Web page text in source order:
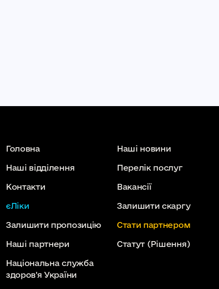
Головна Наші новини
Наші відділення Перелік послуг
Контакти Вакансії
єЛіки Залишити скаргу
Залишити пропозицію Стати партнером
Наші партнери Статут (Рішення)
Національна служба
здоров'я України